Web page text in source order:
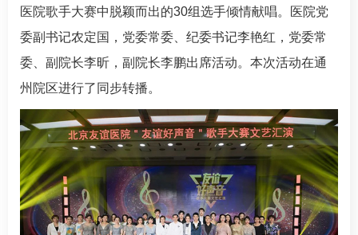
医院歌手大赛中脱颖而出的30组选手倾情献唱。医院党
委副书记农定国，党委常委、纪委书记李艳红，党委常
委、副院长李昕，副院长李鹏出席活动。本次活动在通
州院区进行了同步转播。